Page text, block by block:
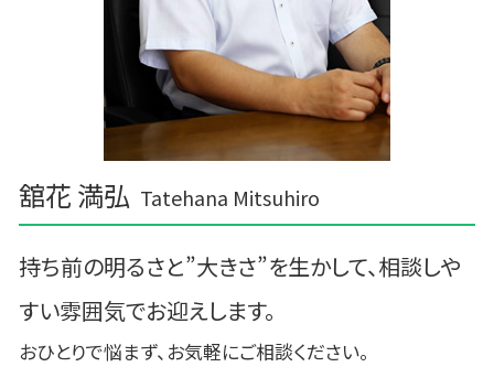
舘花 満弘 Tatehana Mitsuhiro
持ち前の明るさと”大きさ”を生かして、相談しや
すい雰囲気でお迎えします。
おひとりで悩まず、お気軽にご相談ください。